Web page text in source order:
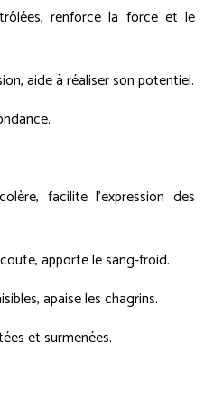
renforce la force et le
aide à réaliser son potentiel.
facilite l'expression des
apporte le sang-froid.
apaise les chagrins.
et surmenées.